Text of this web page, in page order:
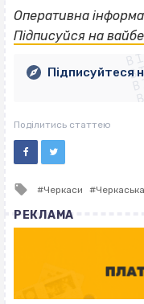
Оперативна
Підписуйся на
Підписуйтеся
Поділитись статтею
Tagged
Черкаси
РЕКЛАМА